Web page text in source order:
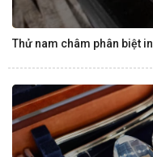
Thử nam châm phân biệt